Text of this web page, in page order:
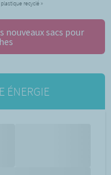
recyclé »
nouveaux sacs pour
ÉNERGIE